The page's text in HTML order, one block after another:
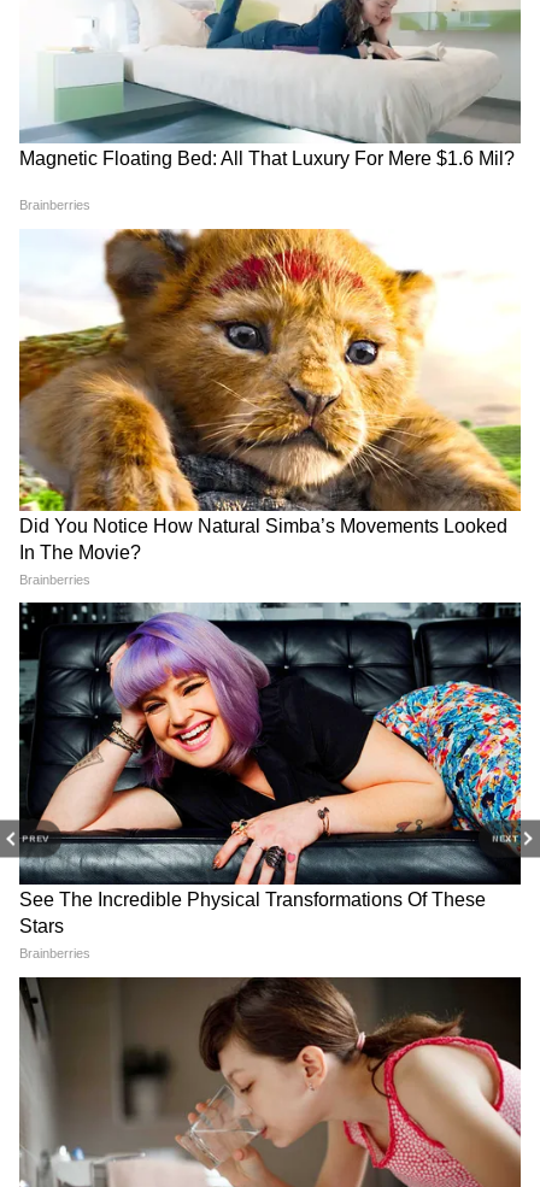
PREV NEXT
অনেক দেশে সকালে স্নান করা উপকারী নয় বলে
মনে করা হয়। এই ধরনের দেশের মানুষ সকালের
পরিবর্তে রাতে স্নান করেন।
3
10
স্নানের সঠিক সময় নিয়ে বিজ্ঞানীদেরও বিভিন্ন মত
রয়েছে। জাপানে প্রাচীনকাল থেকেই রাতে স্নান
করার রীতি রয়েছে। রাতে স্নান করলে দিনের
শারীরিক পরিশ্রমের ক্লান্তি দূর হয়, বিষাক্ত পদার্থ
এবং ময়লা দূর হয় এবং ঘুমের উন্নতি হয় বলে